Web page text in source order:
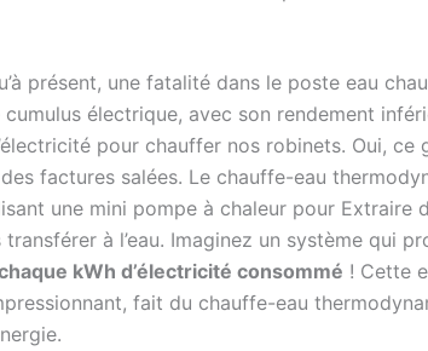
présent, une fatalité dans le poste eau
électrique, avec son rendement
pour chauffer nos robinets. Oui, ce
factures salées. Le chauffe-eau
une mini pompe à chaleur pour Extraire
à l’eau. Imaginez un système qui
kWh d’électricité consommé ! Cette
fait du chauffe-eau